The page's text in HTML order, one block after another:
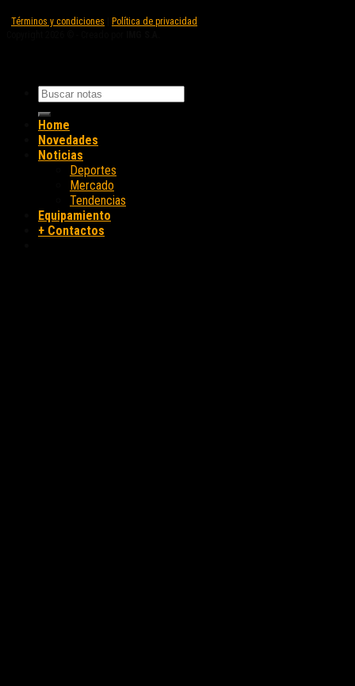
Términos y condiciones
Política de privacidad
Home
Novedades
Noticias
Deportes
Mercado
Tendencias
Equipamiento
+ Contactos